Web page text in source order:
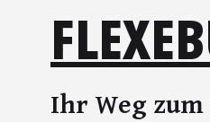
Ihr Weg